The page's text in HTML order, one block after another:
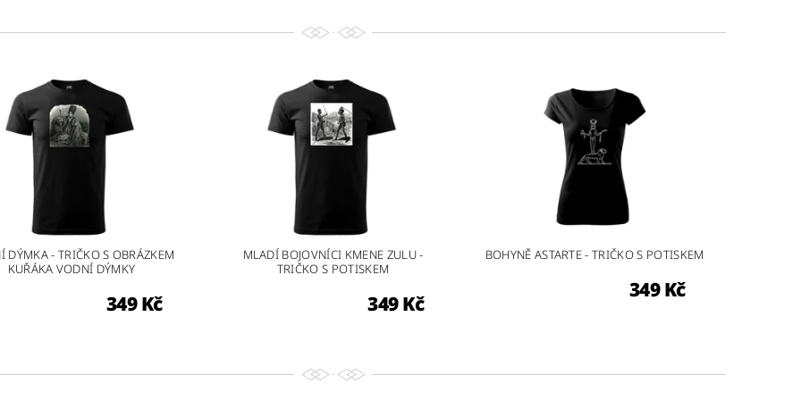
DÝMKA - TRIČKO S OBRÁZKEM
KUŘÁKA VODNÍ DÝMKY
349 Kč
MLADÍ BOJOVNÍCI KMENE ZULU -
TRIČKO S POTISKEM
349 Kč
BOHYNĚ ASTARTE - TRIČKO S POTISKEM
349 Kč